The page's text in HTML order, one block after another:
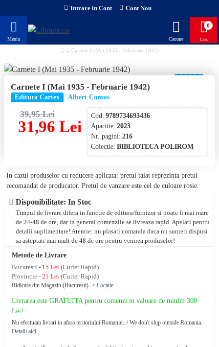
Intrare in Cont Cont Nou
0
Carnete I (Mai 1935 - Februarie 1942)
Carnete I (Mai 1935 - Februarie 1942)
Editura Cartex Albert Camus
31,96 Lei
39,95 Lei Cod: 9789734693436
Aparitie: 2023
Nr. pagini: 216
Colectie: BIBLIOTECA POLIROM
Metode de Livrare
Bucuresti - 15 Lei (Curier Rapid)
Provincie - 21 Lei (Curier Rapid)
Ridicare din Magazin (Bucuresti) -> Locatie
Livrarea este GRATUITA pentru comenzi in valoare de minim 300
Lei!
Nu efectuam livrari in afara teritoriului Romaniei. / We don't ship outside Romania.
Detalii aici...
In cazul produselor cu reducere aplicata: pretul taiat reprezinta pretul
recomandat de producator. Pretul de vanzare este cel de culoare rosie.
Disponibilitate: In Stoc
Timpul de livrare difera in functie de editura/furnizor si poate fi mai mare
de 24-48 de ore, dar in general comenzile se livreaza rapid. Apelati pentru
detalii suplimentare! Atentie: nu plasati comanda daca nu sunteti dispusi
sa asteptati mai mult de 48 de ore pentru venirea produselor!